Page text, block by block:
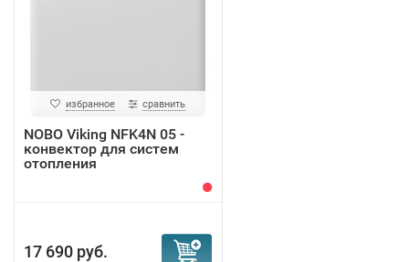
избранное сравнить
NOBO Viking NFK4N 05 -
конвектор для систем
отопления
17 690 руб.